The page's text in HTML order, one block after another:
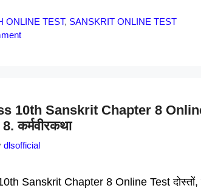
ONLINE TEST, SANSKRIT ONLINE TEST
10th Sanskrit Chapter 8 Online
कर्मवीरकथा
dlsofficial
Sanskrit Chapter 8 Online Test दोस्तों,